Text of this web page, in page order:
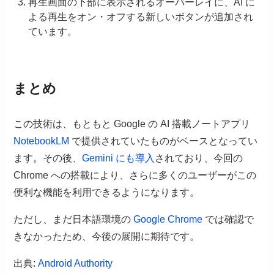
再生画面の下部に表示されるオーバーレイに、AI に
よる再生をオン・オフする新しいボタンが追加され
ています。
まとめ
この技術は、もともと Google の AI 搭載ノートアプリ
NotebookLM で提供されていたものがベースとなってい
ます。その後、Gemini にも導入 されており、今回の
Chrome への搭載により、さらに多くのユーザーがこの
便利な機能を利用できるようになります。
ただし、まだ日本語環境のGoogle Chrome では確認で
きなかったため、今後の展開に期待です。
出典:Android Authority